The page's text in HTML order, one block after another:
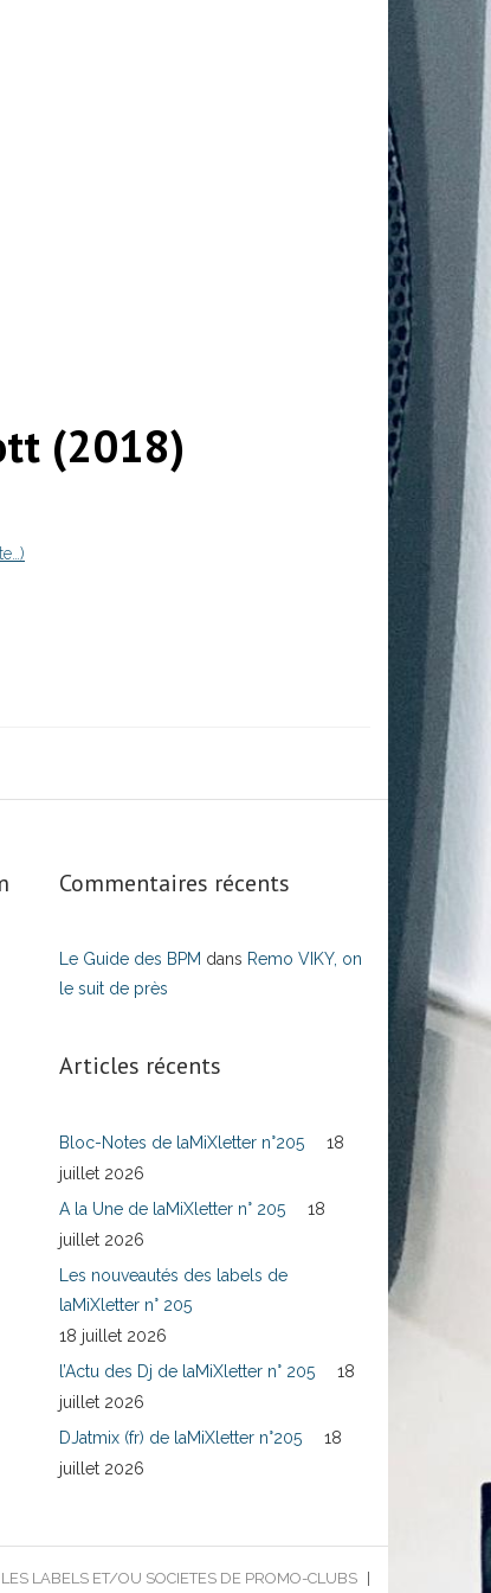
(2018)
Commentaires récents
Le Guide des BPM dans Remo VIKY, on
le suit de près
Articles récents
Bloc-Notes de laMiXletter n°205
18
juillet 2026
A la Une de laMiXletter n° 205
18
juillet 2026
Les nouveautés des labels de
laMiXletter n° 205
18 juillet 2026
l’Actu des Dj de laMiXletter n° 205
18
juillet 2026
DJatmix (fr) de laMiXletter n°205
18
juillet 2026
LES LABELS ET/OU SOCIETES DE PROMO-CLUBS